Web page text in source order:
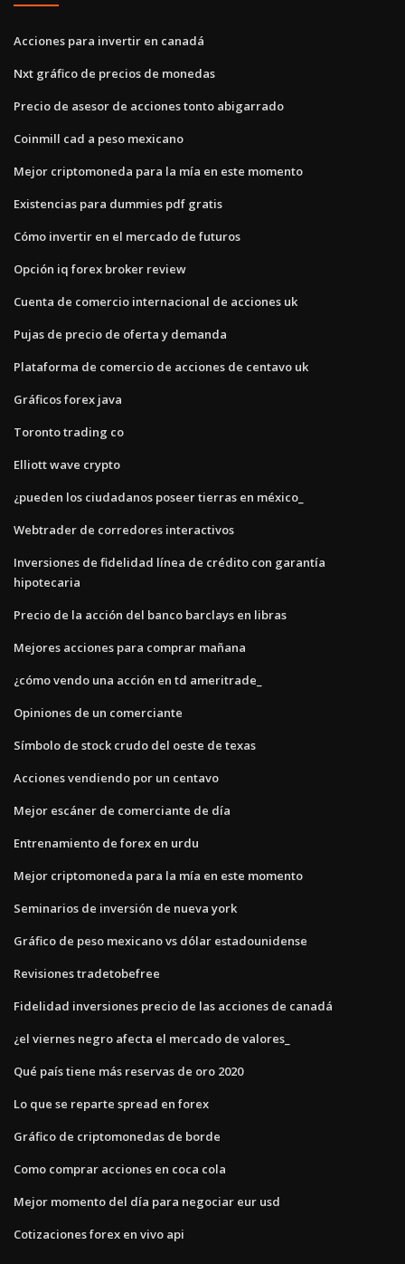
Acciones para invertir en canadá
Nxt gráfico de precios de monedas
Precio de asesor de acciones tonto abigarrado
Coinmill cad a peso mexicano
Mejor criptomoneda para la mía en este momento
Existencias para dummies pdf gratis
Cómo invertir en el mercado de futuros
Opción iq forex broker review
Cuenta de comercio internacional de acciones uk
Pujas de precio de oferta y demanda
Plataforma de comercio de acciones de centavo uk
Gráficos forex java
Toronto trading co
Elliott wave crypto
¿pueden los ciudadanos poseer tierras en méxico_
Webtrader de corredores interactivos
Inversiones de fidelidad línea de crédito con garantía
hipotecaria
Precio de la acción del banco barclays en libras
Mejores acciones para comprar mañana
¿cómo vendo una acción en td ameritrade_
Opiniones de un comerciante
Símbolo de stock crudo del oeste de texas
Acciones vendiendo por un centavo
Mejor escáner de comerciante de día
Entrenamiento de forex en urdu
Mejor criptomoneda para la mía en este momento
Seminarios de inversión de nueva york
Gráfico de peso mexicano vs dólar estadounidense
Revisiones tradetobefree
Fidelidad inversiones precio de las acciones de canadá
¿el viernes negro afecta el mercado de valores_
Qué país tiene más reservas de oro 2020
Lo que se reparte spread en forex
Gráfico de criptomonedas de borde
Como comprar acciones en coca cola
Mejor momento del día para negociar eur usd
Cotizaciones forex en vivo api